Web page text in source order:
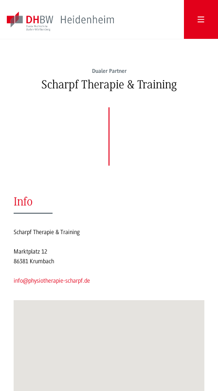
Dualer Partner
Scharpf Therapie & Training
Info
Scharpf Therapie & Training
Marktplatz 12
86381 Krumbach
info@physiotherapie-scharpf.de